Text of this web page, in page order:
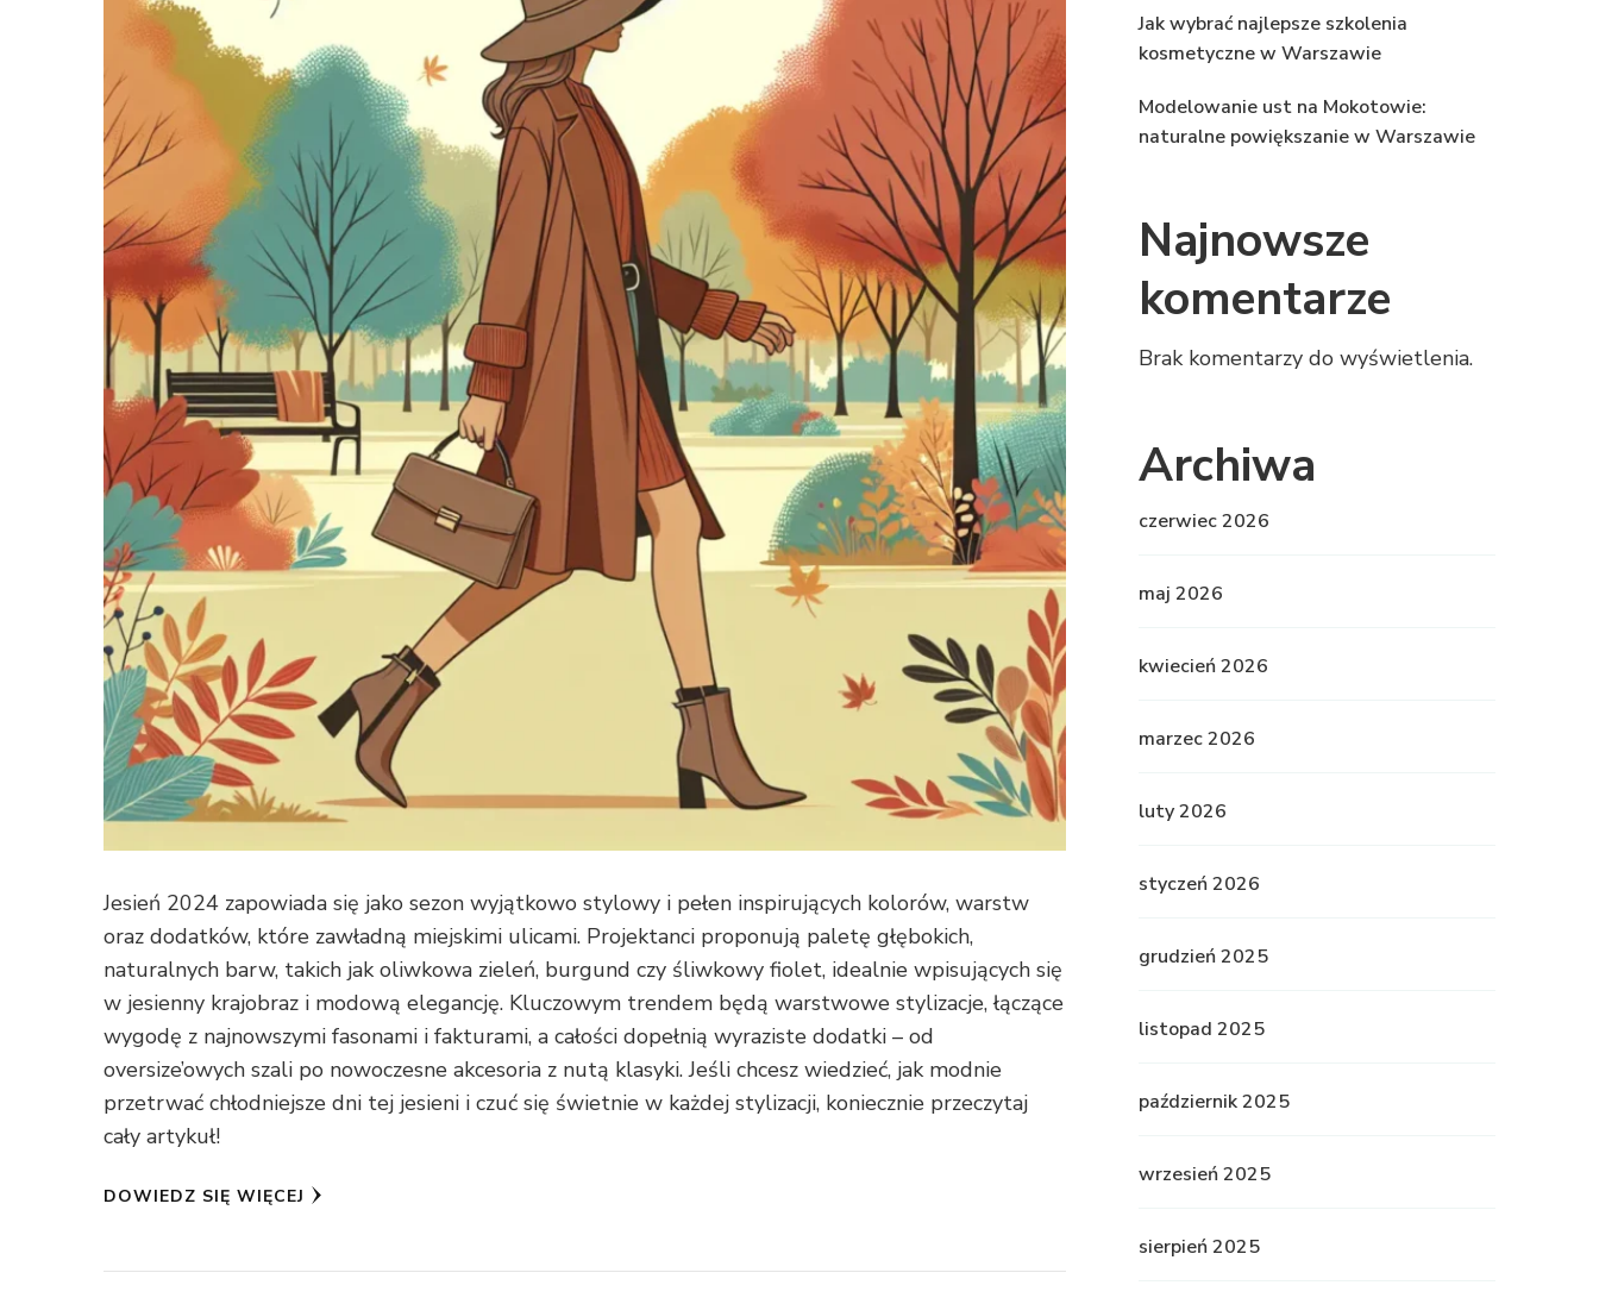
Jesień 2024 zapowiada się jako sezon wyjątkowo stylowy i pełen inspirujących kolorów, warstw
oraz dodatków, które zawładną miejskimi ulicami. Projektanci proponują paletę głębokich,
naturalnych barw, takich jak oliwkowa zieleń, burgund czy śliwkowy fiolet, idealnie wpisujących się
w jesienny krajobraz i modową elegancję. Kluczowym trendem będą warstwowe stylizacje, łączące
wygodę z najnowszymi fasonami i fakturami, a całości dopełnią wyraziste dodatki – od
oversize’owych szali po nowoczesne akcesoria z nutą klasyki. Jeśli chcesz wiedzieć, jak modnie
przetrwać chłodniejsze dni tej jesieni i czuć się świetnie w każdej stylizacji, koniecznie przeczytaj
cały artykuł!
DOWIEDZ SIĘ WIĘCEJ
Jak wybrać najlepsze szkolenia
kosmetyczne w Warszawie
Modelowanie ust na Mokotowie:
naturalne powiększanie w Warszawie
Najnowsze
komentarze
Brak komentarzy do wyświetlenia.
Archiwa
czerwiec 2026
maj 2026
kwiecień 2026
marzec 2026
luty 2026
styczeń 2026
grudzień 2025
listopad 2025
październik 2025
wrzesień 2025
sierpień 2025